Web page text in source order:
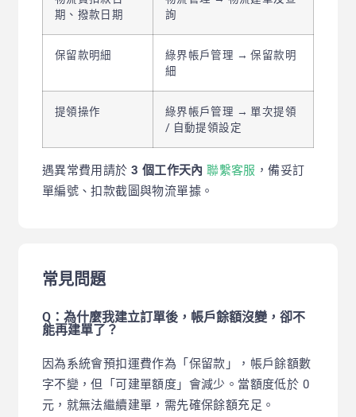
期、撥款日期
詢
保留款明細
綠界帳戶管理 → 保留款明
細
提領操作
綠界帳戶管理 → 單次提領
/ 自動提領設定
遇異常費用請於3 個工作天內聯繫客服 ，備妥訂
單編號、扣款截圖與物流單據。
常見問題
Q：為什麼我建立訂單後，帳戶餘額沒變，卻不
能再建單了？
因為系統會預扣運費作為「保留款」，帳戶餘額數
字不變，但「可建單額度」會減少。當額度低於 0
元，就無法繼續建單，需先確保餘額充足。